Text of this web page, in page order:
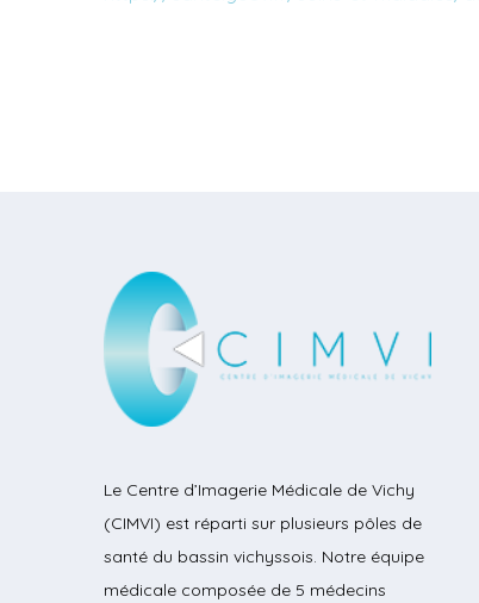
Le Centre d’Imagerie Médicale de Vichy
(CIMVI) est réparti sur plusieurs pôles de
santé du bassin vichyssois. Notre équipe
médicale composée de 5 médecins